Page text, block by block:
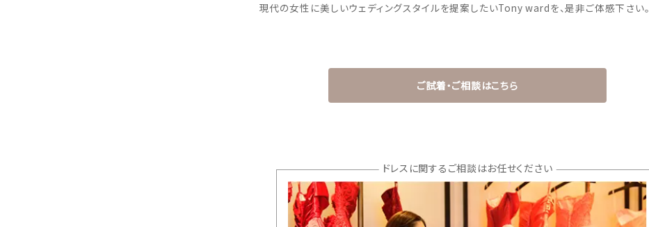
現代の女性に美しいウェディングスタイルを提案したいTony wardを、是非ご体感下さい。
ご試着・ご相談はこちら
ドレスに関するご相談はお任せください